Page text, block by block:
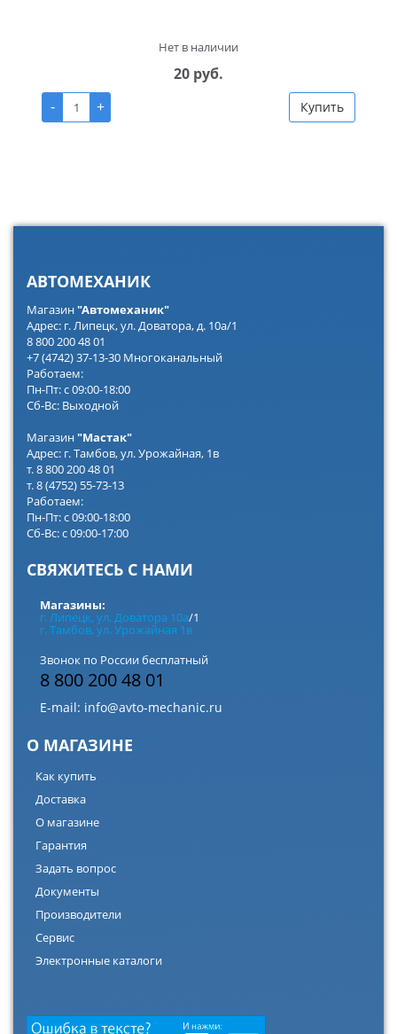
Нет в наличии
20 руб.
-
+ Купить
АВТОМЕХАНИК
Магазин"Автомеханик"
Адрес: г. Липецк, ул. Доватора, д. 10а/1
8 800 200 48 01
+7 (4742) 37-13-30 Многоканальный
Работаем:
Пн-Пт: с 09:00-18:00
Сб-Вс: Выходной
Магазин"Мастак"
Адрес: г. Тамбов, ул. Урожайная, 1в
т. 8 800 200 48 01
т. 8 (4752) 55-73-13
Работаем:
Пн-Пт: с 09:00-18:00
Сб-Вс: с 09:00-17:00
СВЯЖИТЕСЬ С НАМИ
Магазины:
г. Липецк, ул. Доватора 10а/1
г. Тамбов, ул. Урожайная 1в
Звонок по России бесплатный
8 800 200 48 01
E-mail: info@avto-mechanic.ru
О МАГАЗИНЕ
Как купить
Доставка
О магазине
Гарантия
Задать вопрос
Документы
Производители
Сервис
Электронные каталоги